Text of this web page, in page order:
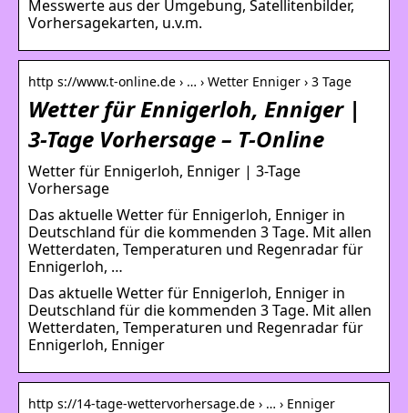
Messwerte aus der Umgebung, Satellitenbilder,
Vorhersagekarten, u.v.m.
http s://www.t-online.de › … › Wetter Enniger › 3 Tage
Wetter für Ennigerloh, Enniger |
3-Tage Vorhersage – T-Online
Wetter für Ennigerloh, Enniger | 3-Tage
Vorhersage
Das aktuelle Wetter für Ennigerloh, Enniger in
Deutschland für die kommenden 3 Tage. Mit allen
Wetterdaten, Temperaturen und Regenradar für
Ennigerloh, …
Das aktuelle Wetter für Ennigerloh, Enniger in
Deutschland für die kommenden 3 Tage. Mit allen
Wetterdaten, Temperaturen und Regenradar für
Ennigerloh, Enniger
http s://14-tage-wettervorhersage.de › … › Enniger